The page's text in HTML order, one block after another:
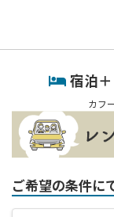
宿泊＋
カフ
ご希望の条件に